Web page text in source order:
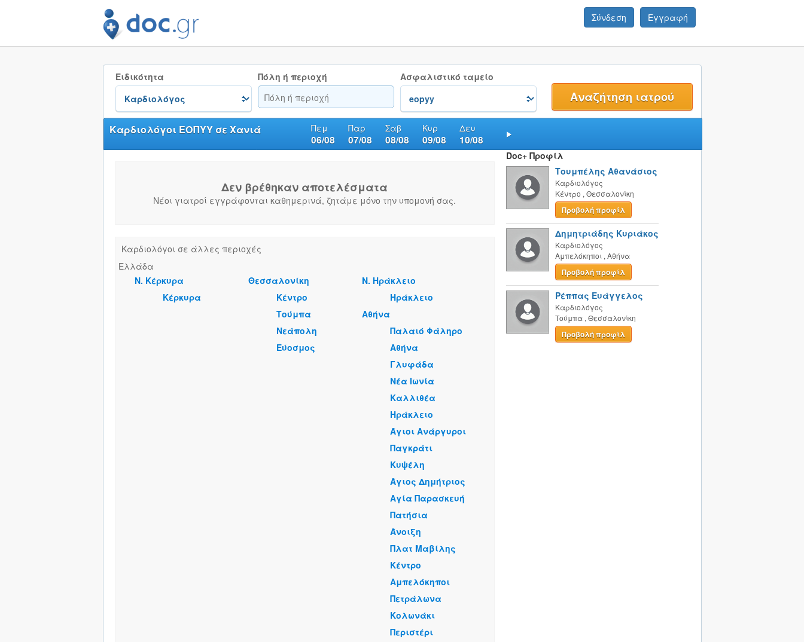
Σύνδεση Εγγραφή
Ειδικότητα Πόλη ή περιοχή Ασφαλιστικό ταμείο
Πεμ
06/08
Παρ
07/08
Σαβ
08/08
Κυρ
09/08
Δευ
10/08
Καρδιολόγοι ΕΟΠΥΥ σε Χανιά
Δεν βρέθηκαν αποτελέσματα
Νέοι γιατροί εγγράφονται καθημερινά, ζητάμε μόνο την υπομονή σας.
Καρδιολόγοι σε άλλες περιοχές
Ελλάδα
Ν. Κέρκυρα
Κέρκυρα
Θεσσαλονίκη
Κέντρο
Τούμπα
Νεάπολη
Εύοσμος
Ν. Ηράκλειο
Ηράκλειο
Αθήνα
Παλαιό Φάληρο
Αθήνα
Γλυφάδα
Νέα Ιωνία
Καλλιθέα
Ηράκλειο
Άγιοι Ανάργυροι
Παγκράτι
Κυψέλη
Άγιος Δημήτριος
Αγία Παρασκευή
Πατήσια
Άνοιξη
Πλατ Μαβίλης
Κέντρο
Αμπελόκηποι
Πετράλωνα
Κολωνάκι
Περιστέρι
Doc+ Προφίλ
Τουμπέλης Αθανάσιος
Καρδιολόγος
Κέντρο , Θεσσαλονίκη
Προβολή προφίλ
Δημητριάδης Κυριάκος
Καρδιολόγος
Αμπελόκηποι , Αθήνα
Προβολή προφίλ
Ρέππας Ευάγγελος
Καρδιολόγος
Τούμπα , Θεσσαλονίκη
Προβολή προφίλ